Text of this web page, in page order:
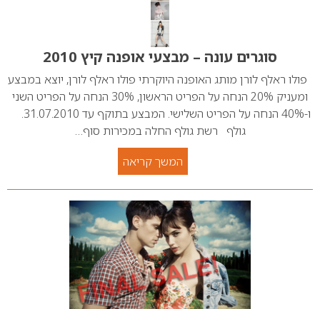
סוגרים עונה – מבצעי אופנה קיץ 2010
פולו ראלף לורן מותג האופנה היוקרתי פולו ראלף לורן, יוצא במבצע
ומעניק 20% הנחה על הפריט הראשון, 30% הנחה על הפריט השני
ו-40% הנחה על הפריט השלישי. המבצע בתוקף עד 31.07.2010.
גולף רשת גולף החלה במכירות סוף…
המשך קריאה